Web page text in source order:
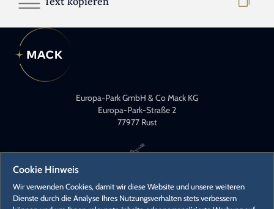
Europa-Park GmbH & Co Mack KG
Europa-Park-Straße 2
77977 Rust
Cookie Hinweis
Wir verwenden Cookies, damit wir diese Website und unsere weiteren
Dienste durch die Analyse Ihres Nutzungsverhalten stets verbessern